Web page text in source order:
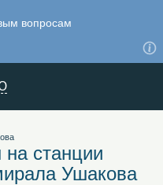
станции
Ушакова